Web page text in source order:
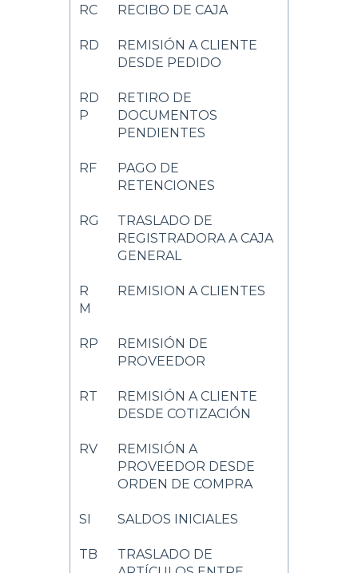
RC RECIBO DE CAJA
RD
REMISIÓN A CLIENTE
DESDE PEDIDO
RD
P
RETIRO DE
DOCUMENTOS
PENDIENTES
RF
PAGO DE
RETENCIONES
RG
TRASLADO DE
REGISTRADORA A CAJA
GENERAL
R
M
REMISION A CLIENTES
RP
REMISIÓN DE
PROVEEDOR
RT
REMISIÓN A CLIENTE
DESDE COTIZACIÓN
RV
REMISIÓN A
PROVEEDOR DESDE
ORDEN DE COMPRA
SI SALDOS INICIALES
TB
TRASLADO DE